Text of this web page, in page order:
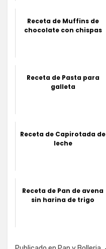
Receta de Muffins de
chocolate con chispas
Receta de Pasta para
galleta
Receta de Capirotada de
leche
Receta de Pan de avena
sin harina de trigo